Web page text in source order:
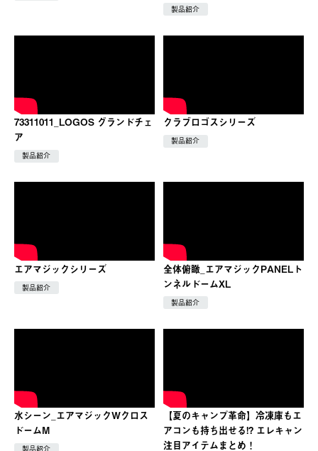
製品紹介
73311011_LOGOS グランドチェ
ア
製品紹介
クラブロゴスシリーズ
製品紹介
エアマジックシリーズ
製品紹介
全体俯瞰_エアマジックPANELト
ンネルドームXL
製品紹介
水シーン_エアマジックWクロス
ドームM
【夏のキャンプ革命】冷凍庫もエ
アコンも持ち出せる!? エレキャン
注目アイテムまとめ！